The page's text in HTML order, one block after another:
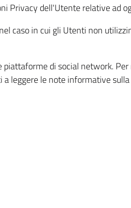
Privacy dell'Utente relative ad
caso in cui gli Utenti non
di social network.
leggere le note informative